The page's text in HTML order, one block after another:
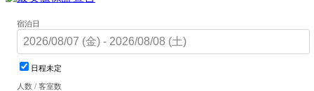
宿泊日
日程未定
人数 / 客室数